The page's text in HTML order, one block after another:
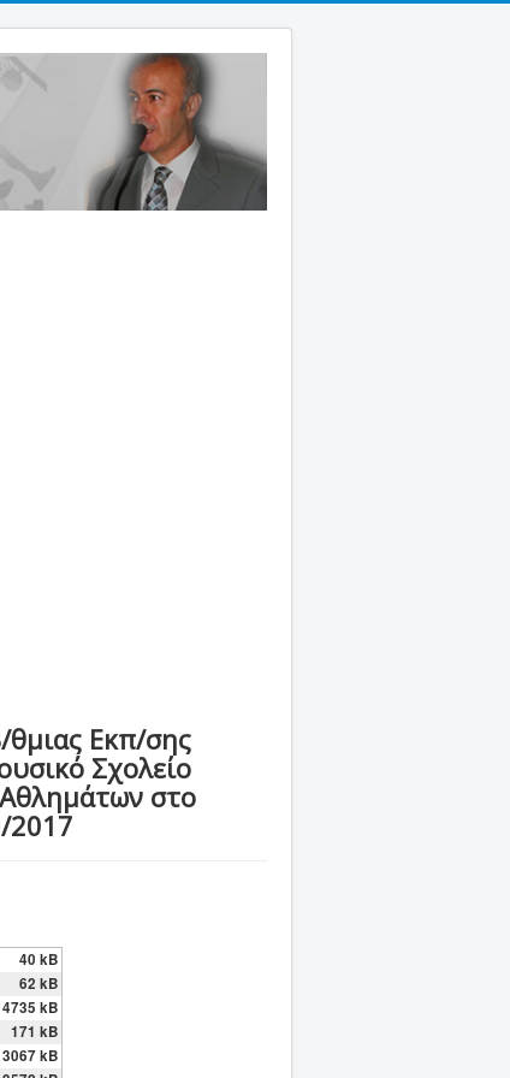
θμιας Εκπ/σης
Σχολείο
στο
2017
40 kB
62 kB
4735 kB
171 kB
3067 kB